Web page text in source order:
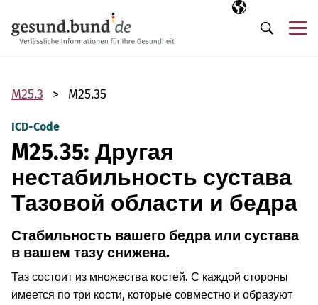
Выбранный
RU
Поиск
M25.3 M25.35
ICD-Code
M25.35: Другая
нестабильность сустава
Тазовой области и бедра
Стабильность вашего бедра или сустава
в вашем тазу снижена.
Таз состоит из множества костей. С каждой стороны
имеется по три кости, которые совместно и образуют